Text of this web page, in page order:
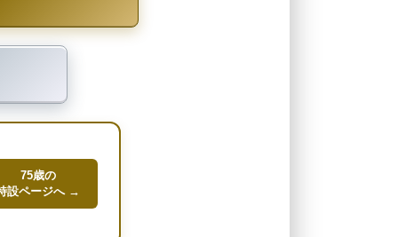
75歳の
設ページへ →